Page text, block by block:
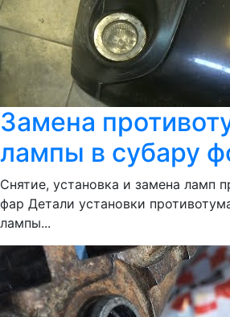
Замена
лампы в субару
Снятие, установка и замена ламп
фар Детали установки
лампы...